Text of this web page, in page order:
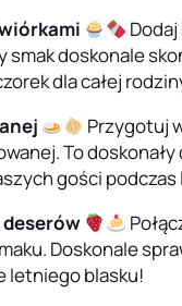
doskonale
dla całej
Przygotuj
To
gości
Doskonale
letniego blasku!